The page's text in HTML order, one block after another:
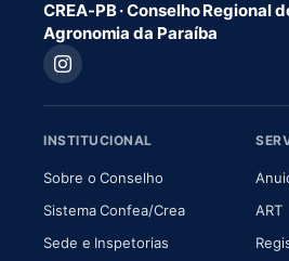
CREA-PB · Conselho Regional
Agronomia da Paraíba
INSTITUCIONAL
Sobre o Conselho(abre em nova
Sistema Confea/Crea(abre em nova
Sede e Inspetorias
ART